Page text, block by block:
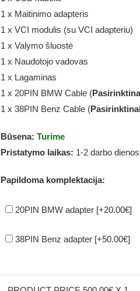
1 x Maitinimo adapteris
1 x VCI modulis (su VCI adapteriu)
1 x Valymo šluostė
1 x Naudotojo vadovas
1 x Lagaminas
1 x 20PIN BMW Cable (
1 x 38PIN Benz Cable (
Būsena: Turime
Pristatymo laikas: 1-2 darbo dienos
Papildoma komplektacija:
20PIN BMW adapter [+20.00€]
38PIN Benz adapter [+50.00€]